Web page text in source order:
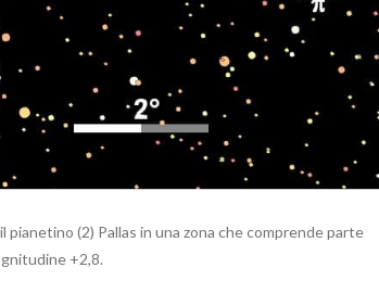
(2) Pallas in una zona che comprende parte
+2,8.